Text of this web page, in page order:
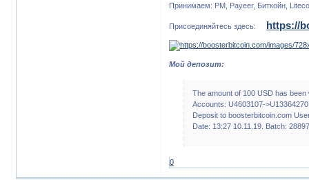
Принимаем: PM, Payeer, Биткойн,
Присоединяйтесь здесь: https://
Мой депозит:
The amount of 100 USD has
Accounts: U4603107-
Deposit to boosterbitcoin.com
Date: 13:27 10.11.19. Batch:
0